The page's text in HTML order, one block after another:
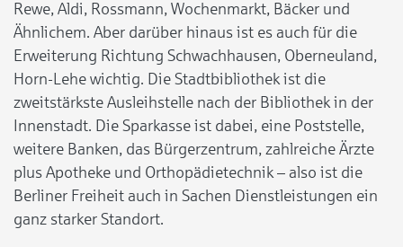
Rewe, Aldi, Rossmann, Wochenmarkt, Bäcker und
Ähnlichem. Aber darüber hinaus ist es auch für die
Erweiterung Richtung Schwachhausen, Oberneuland,
Horn-Lehe wichtig. Die Stadtbibliothek ist die
zweitstärkste Ausleihstelle nach der Bibliothek in der
Innenstadt. Die Sparkasse ist dabei, eine Poststelle,
weitere Banken, das Bürgerzentrum, zahlreiche Ärzte
plus Apotheke und Orthopädietechnik – also ist die
Berliner Freiheit auch in Sachen Dienstleistungen ein
ganz starker Standort.